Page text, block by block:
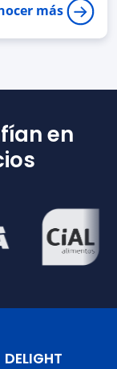
más
en
DELIGHT